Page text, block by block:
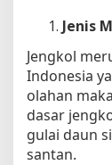
Jenis
Jengkol
Indonesia
olahan
dasar
gulai daun
santan.